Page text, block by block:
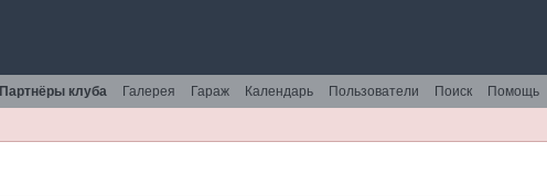
Помощь
Поиск
Пользователи
Календарь
Гараж
Галерея
Партнёры клуба